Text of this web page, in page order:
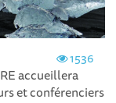
1536
accueillera
et conférenciers